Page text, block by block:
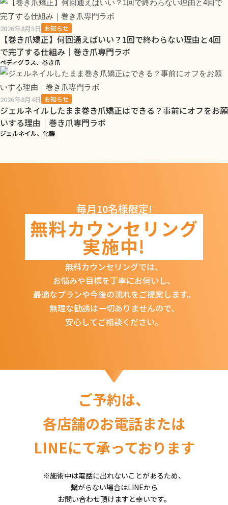
2026年8月5日 お知らせ
【巻き爪矯正】何回通えばいい？1回で終わらない理由と4回
で完了する仕組み｜巻き爪専門ラボ
ペディグラス、巻き爪
2026年8月4日 お知らせ
ジェルネイルしたまま巻き爪矯正はできる？事前にオフをお願
いする理由｜巻き爪専門ラボ
ジェルネイル、化膿
毎月10名様限定!
無料カウンセリング
実施中!
無料カウンセリングでは、
お悩みや目標を丁寧にお伺いし、
最適なプランや今後の流れをご提案します。
無理な勧誘は一切ありませんので、
安心してご相談ください。
ご予約は、
各店舗のお電話または
LINEにて承っております
※施術中は電話に出れないことがあるため、
繋がらない場合はLINEから
お問い合わせ頂けますと幸いです。